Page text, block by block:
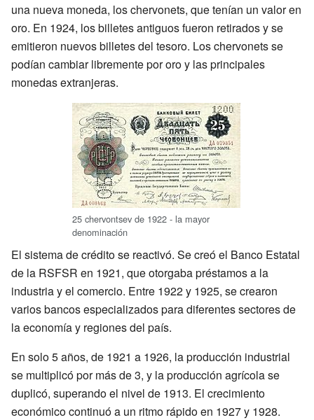
una nueva moneda, los chervonets, que tenían un valor en
oro. En 1924, los billetes antiguos fueron retirados y se
emitieron nuevos billetes del tesoro. Los chervonets se
podían cambiar libremente por oro y las principales
monedas extranjeras.
25 chervontsev de 1922 - la mayor
denominación
El sistema de crédito se reactivó. Se creó el Banco Estatal
de la RSFSR en 1921, que otorgaba préstamos a la
industria y el comercio. Entre 1922 y 1925, se crearon
varios bancos especializados para diferentes sectores de
la economía y regiones del país.
En solo 5 años, de 1921 a 1926, la producción industrial
se multiplicó por más de 3, y la producción agrícola se
duplicó, superando el nivel de 1913. El crecimiento
económico continuó a un ritmo rápido en 1927 y 1928.